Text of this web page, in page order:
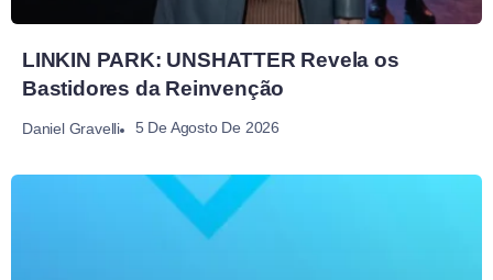
LINKIN PARK: UNSHATTER Revela os
Bastidores da Reinvenção
Daniel Gravelli 5 De Agosto De 2026